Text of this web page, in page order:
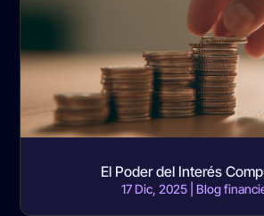
El Poder del Interés
17 Dic, 2025| Blog